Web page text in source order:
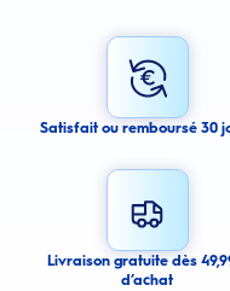
I agree to
By signing up for email
communications regarding
to send you email messages
personal data as stated in
consent or manage your
Satisfait ou remboursé 30
Livraison gratuite dès
d’achat